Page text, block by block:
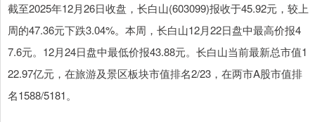
截至2025年12月26日收盘，长白山(603099)报收于45.92元，较上
周的47.36元下跌3.04%。本周，长白山12月22日盘中最高价报4
7.6元。12月24日盘中最低价报43.88元。长白山当前最新总市值1
22.97亿元，在旅游及景区板块市值排名2/23，在两市A股市值排
名1588/5181。